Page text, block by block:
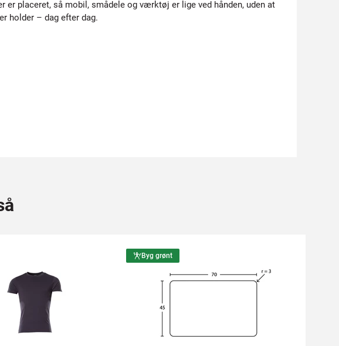
placeret, så mobil, smådele og værktøj er lige ved hånden, uden at
holder – dag efter dag.
Byg grønt